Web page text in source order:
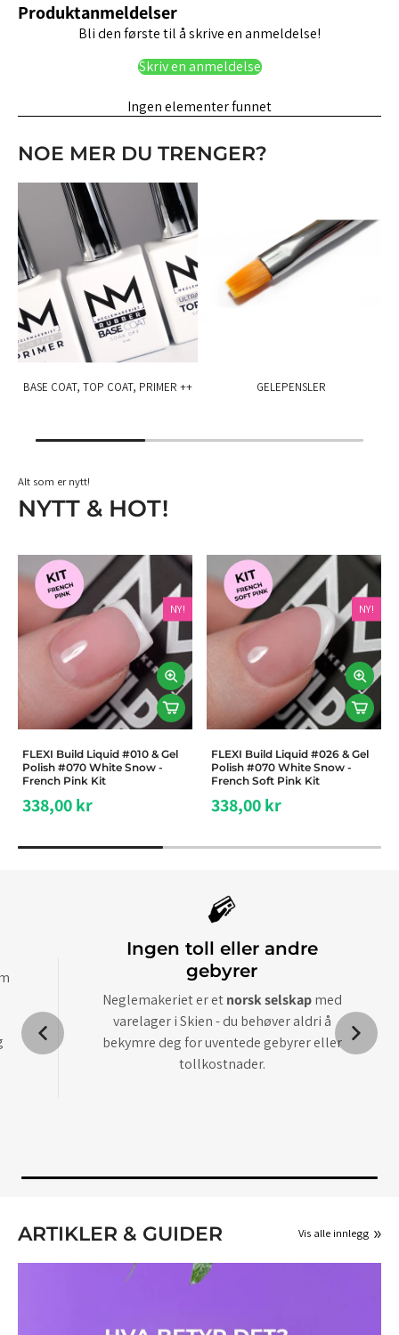
Produktanmeldelser
Bli den første til å skrive en anmeldelse!
Skriv en anmeldelse
Ingen elementer funnet
NOE MER DU TRENGER?
BASE COAT, TOP COAT, PRIMER ++ GELEPENSLER
Alt som er nytt!
NYTT & HOT!
NY!
FLEXI Build Liquid #010 & Gel
Polish #070 White Snow -
French Pink Kit
338,00 kr
NY!
FLEXI Build Liquid #026 & Gel
Polish #070 White Snow -
French Soft Pink Kit
338,00 kr
Ingen toll eller andre
gebyrer
Neglemakeriet er etnorsk selskapmed
varelager i Skien - du behøver aldri å
bekymre deg for uventede gebyrer eller
tollkostnader.
ARTIKLER & GUIDER Vis alle innlegg